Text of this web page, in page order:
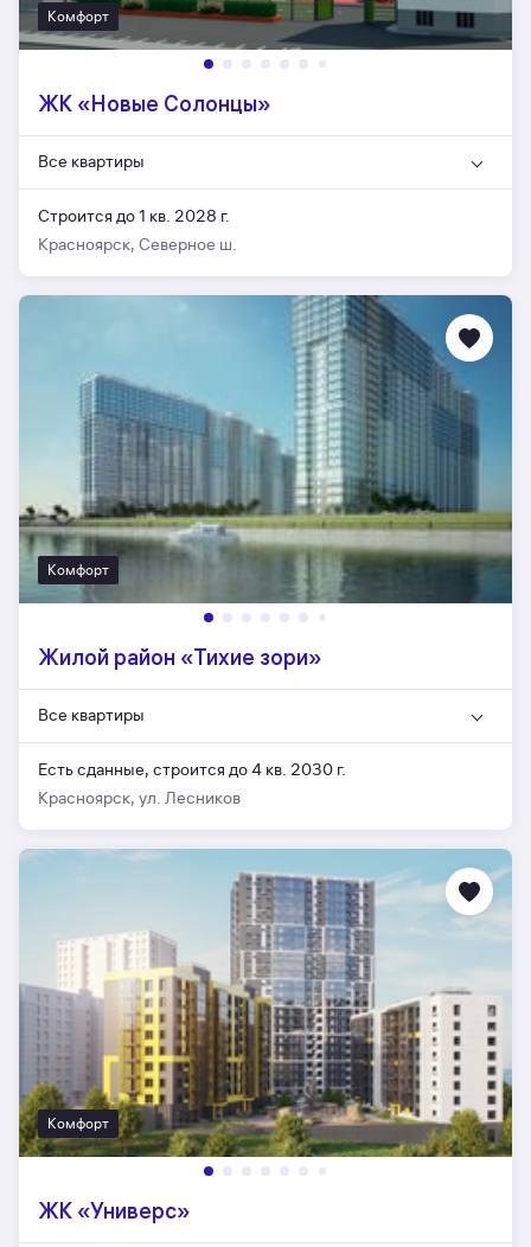
Комфорт
ЖК «Новые Солонцы»
Все квартиры
Строится до 1 кв. 2028 г.
Красноярск, Северное ш.
Комфорт
Жилой район «Тихие зори»
Все квартиры
Есть сданные, строится до 4 кв. 2030 г.
Красноярск, ул. Лесников
Комфорт
ЖК «Универс»